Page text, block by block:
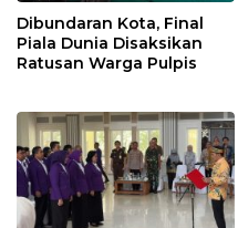
Dibundaran Kota, Final
Piala Dunia Disaksikan
Ratusan Warga Pulpis